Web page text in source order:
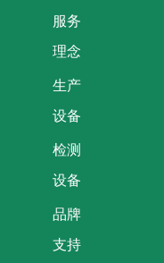
服务
理念
生产
设备
检测
设备
品牌
支持